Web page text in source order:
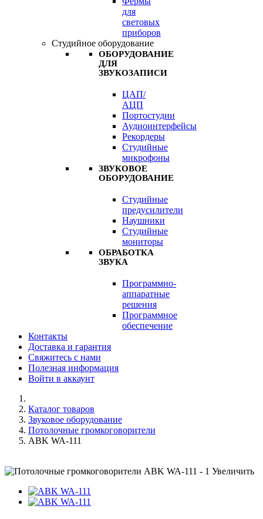
для
световых
приборов
Студийное оборудование
ОБОРУДОВАНИЕ
ДЛЯ
ЗВУКОЗАПИСИ
ЦАП/
АЦП
Портостудии
Аудиоинтерфейсы
Рекордеры
Студийные
микрофоны
ЗВУКОВОЕ
ОБОРУДОВАНИЕ
Студийные
предусилители
Наушники
Студийные
мониторы
ОБРАБОТКА
ЗВУКА
Программно-
аппаратные
решения
Программное
обеспечение
Контакты
Доставка и гарантия
Свяжитесь с нами
Полезная информация
Войти в аккаунт
Каталог товаров
Звуковое оборудование
Потолочные громкоговорители
ABK WA-111
Увеличить